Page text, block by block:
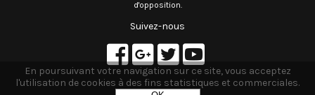
d'opposition.
Suivez-nous
En poursuivant votre navigation sur ce site, vous acceptez
l'utilisation de cookies à des fins statistiques et commerciales.